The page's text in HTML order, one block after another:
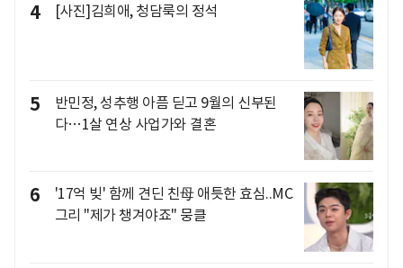
4 [사진]김희애, 청담룩의 정석
5
반민정, 성추행 아픔 딛고 9월의 신부된
다…1살 연상 사업가와 결혼
6
'17억 빚' 함께 견딘 친母 애틋한 효심..MC
그리 "제가 챙겨야죠" 뭉클